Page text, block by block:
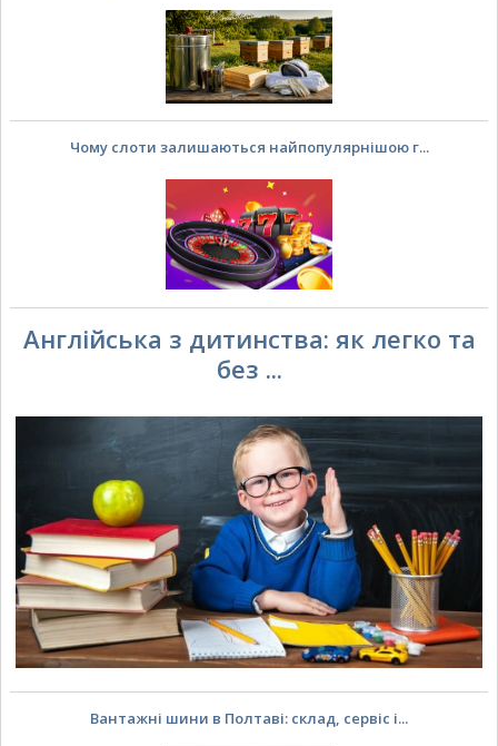
Чому слоти залишаються найпопулярнішою г...
Англійська з дитинства: як легко та
без ...
Вантажні шини в Полтаві: склад, сервіс і...